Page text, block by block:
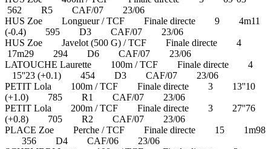
562 R5 CAF/07 23/06
HUS Zoe Longueur / TCF Finale directe 9 4m11
(-0.4) 595 D3 CAF/07 23/06
HUS Zoe Javelot (500 G) / TCF Finale directe 4
17m29 294 D6 CAF/07 23/06
LATOUCHE Laurette 100m / TCF Finale directe 4
15''23 (+0.1) 454 D3 CAF/07 23/06
PETIT Lola 100m / TCF Finale directe 3 13''10
(+1.0) 785 R1 CAF/07 23/06
PETIT Lola 200m / TCF Finale directe 3 27''76
(+0.8) 705 R2 CAF/07 23/06
PLACE Zoe Perche / TCF Finale directe 15 1m98
356 D4 CAF/06 23/06